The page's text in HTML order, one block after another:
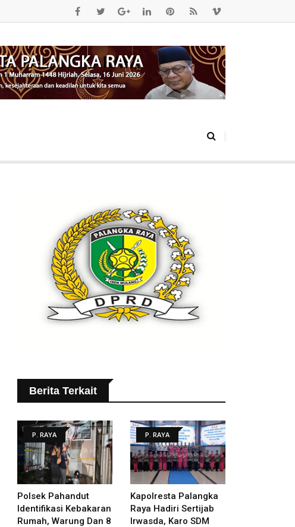
Berita Terkait
P. RAYA
Polsek Pahandut
Identifikasi Kebakaran
Rumah, Warung Dan 8
P. RAYA
Kapolresta Palangka
Raya Hadiri Sertijab
Irwasda, Karo SDM